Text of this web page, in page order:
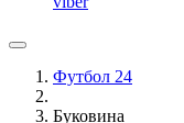
Футбол 24
Буковина